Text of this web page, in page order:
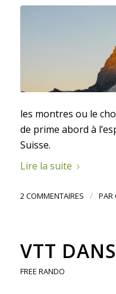
les montres ou le
de prime abord à
Suisse.
Lire la suite
2 COMMENTAIRES / PAR
VTT
FREE RANDO